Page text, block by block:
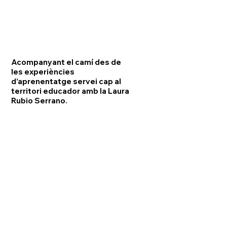
Acompanyant el camí des de
les experiències
d’aprenentatge servei cap al
territori educador amb la Laura
Rubio Serrano.